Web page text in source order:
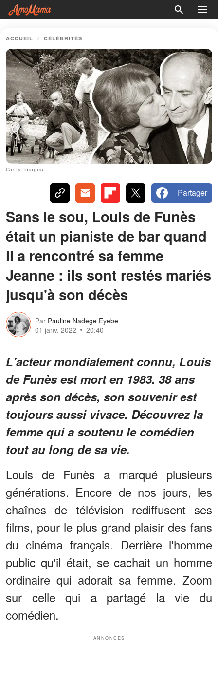
ACCUEIL CÉLÉBRITÉS
Getty Images
Partager
Sans le sou, Louis de Funès
était un pianiste de bar quand
il a rencontré sa femme
Jeanne : ils sont restés mariés
jusqu'à son décès
Par Pauline Nadege Eyebe
01 janv. 2022
20:40
L'acteur mondialement connu, Louis
de Funès est mort en 1983. 38 ans
après son décès, son souvenir est
toujours aussi vivace. Découvrez la
femme qui a soutenu le comédien
tout au long de sa vie.
Louis de Funès a marqué plusieurs
générations. Encore de nos jours, les
chaînes de télévision rediffusent ses
films, pour le plus grand plaisir des fans
du cinéma français. Derrière l'homme
public qu'il était, se cachait un homme
ordinaire qui adorait sa femme. Zoom
sur celle qui a partagé la vie du
comédien.
ANNONCES